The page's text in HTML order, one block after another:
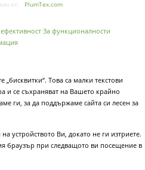
от:
PlumTex.com
За функционалности
Това са малки текстови
и се съхраняват на Вашето крайно
ги, за да поддържаме сайта си лесен за
устройството Ви, докато не ги изтриете.
браузър при следващото ви посещение в